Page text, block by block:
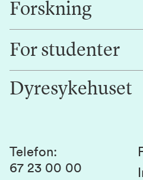
Om oss
Alumni
Kontakt oss
Forskning
Forskning
Innovasjon
For studenter
Studentlivet
Studier og emner
Studenttinget
Dyresykehuset
Telefon:
67 23 00 00